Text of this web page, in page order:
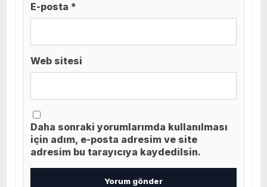
E-posta *
Web sitesi
Daha sonraki yorumlarımda kullanılması
için adım, e-posta adresim ve site
adresim bu tarayıcıya kaydedilsin.